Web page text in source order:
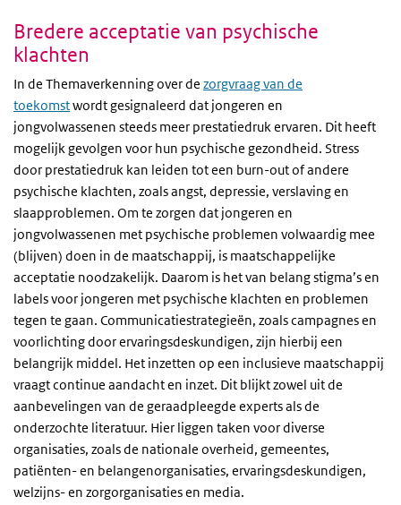
Bredere acceptatie van psychische
klachten
In de Themaverkenning over de zorgvraag van de
toekomstwordt gesignaleerd dat jongeren en
jongvolwassenen steeds meer prestatiedruk ervaren. Dit heeft
mogelijk gevolgen voor hun psychische gezondheid. Stress
door prestatiedruk kan leiden tot een burn-out of andere
psychische klachten, zoals angst, depressie, verslaving en
slaapproblemen. Om te zorgen dat jongeren en
jongvolwassenen met psychische problemen volwaardig mee
(blijven) doen in de maatschappij, is maatschappelijke
acceptatie noodzakelijk. Daarom is het van belang stigma’s en
labels voor jongeren met psychische klachten en problemen
tegen te gaan. Communicatiestrategieën, zoals campagnes en
voorlichting door ervaringsdeskundigen, zijn hierbij een
belangrijk middel. Het inzetten op een inclusieve maatschappij
vraagt continue aandacht en inzet. Dit blijkt zowel uit de
aanbevelingen van de geraadpleegde experts als de
onderzochte literatuur. Hier liggen taken voor diverse
organisaties, zoals de nationale overheid, gemeentes,
patiënten- en belangenorganisaties, ervaringsdeskundigen,
welzijns- en zorgorganisaties en media.